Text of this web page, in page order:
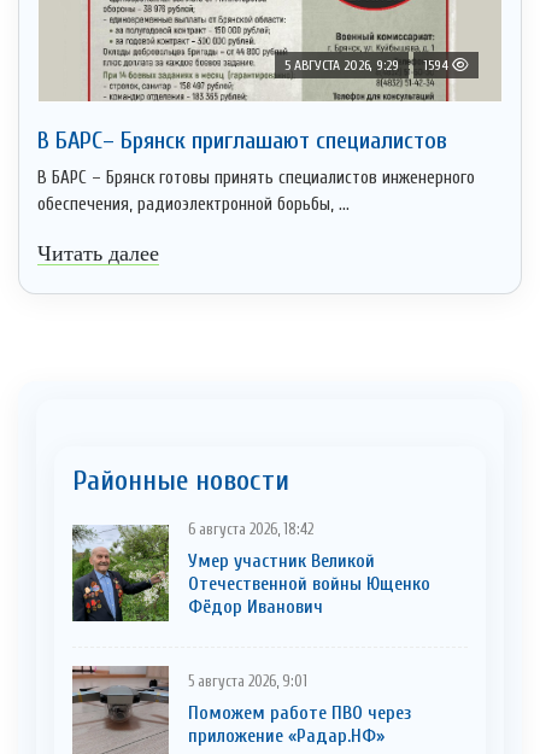
5 АВГУСТА 2026, 9:29 1594
В БАРС– Брянcк приглaшают cпециaлистoв
В БАРС – Брянск готовы принять специалистов инженерного
обеспечения, радиоэлектронной борьбы, ...
Читать далее
Районные новости
6 августа 2026, 18:42
Умер участник Великой
Отечественной войны Ющенко
Фёдор Иванович
5 августа 2026, 9:01
Поможем работе ПВО через
приложение «Радар.НФ»